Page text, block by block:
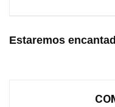
Estaremos